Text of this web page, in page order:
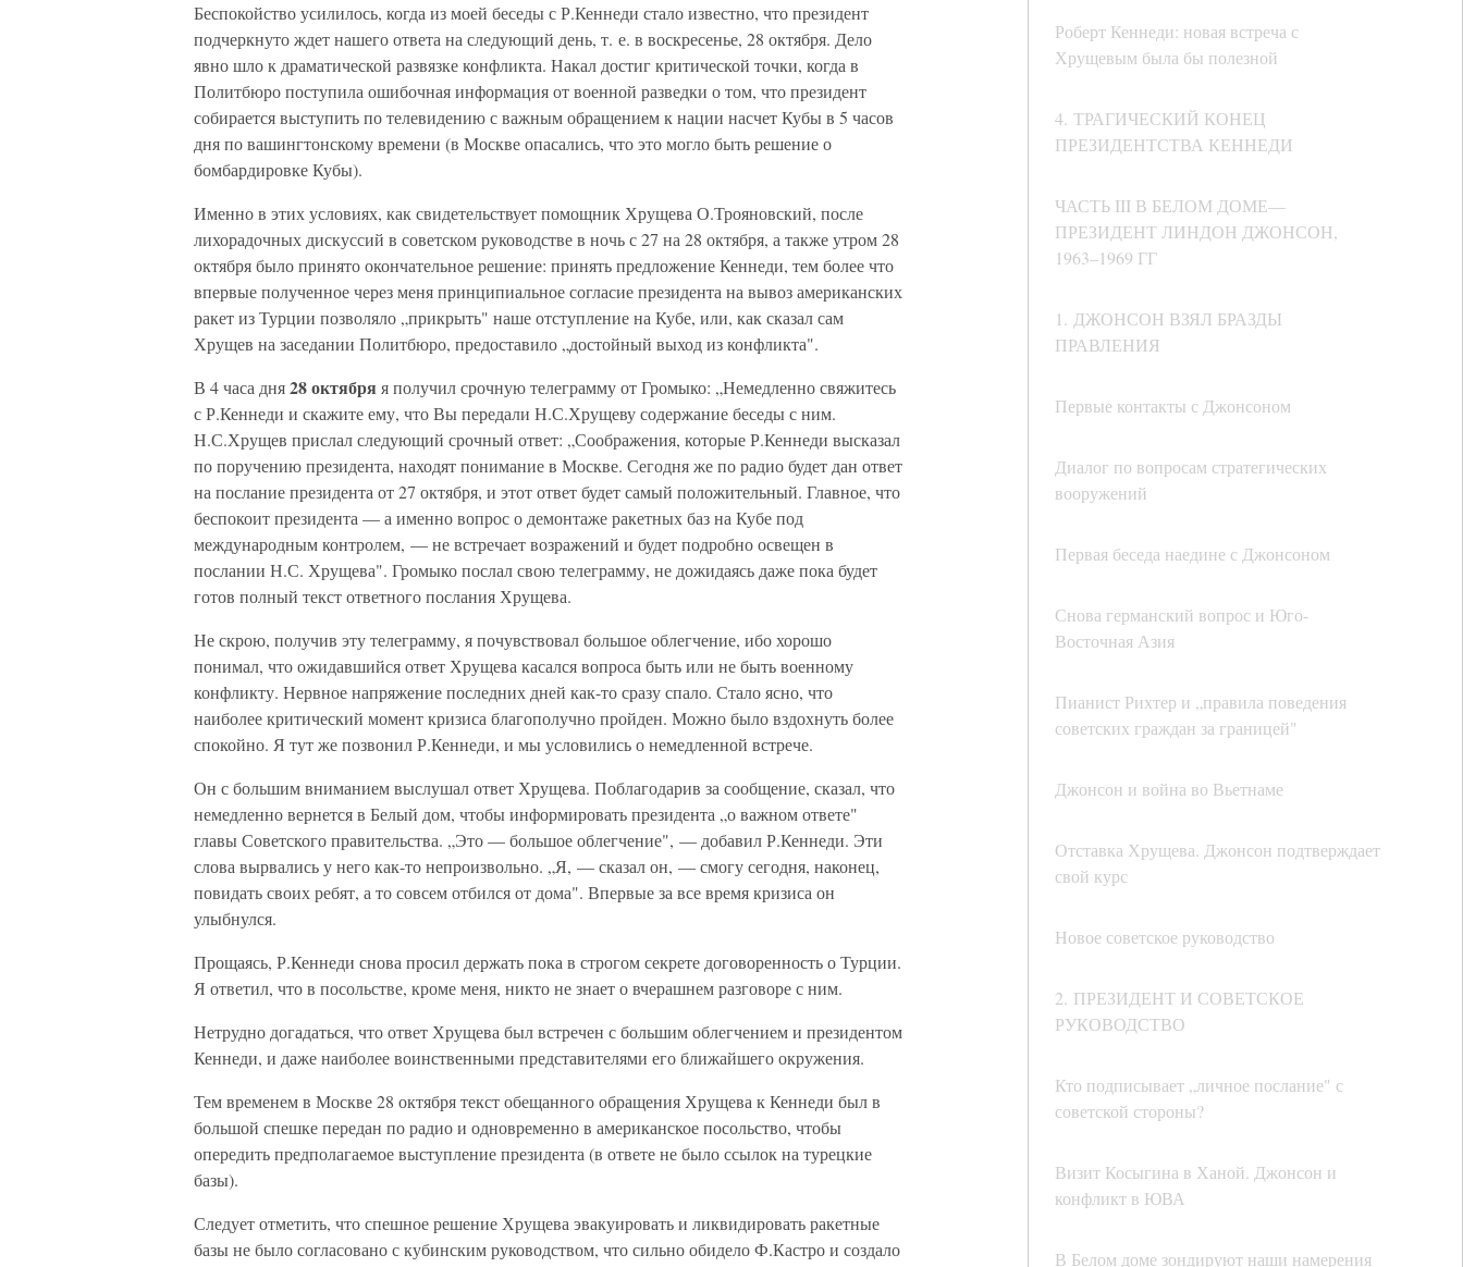
Роберт Кеннеди: новая встреча с
Хрущевым была бы полезной
4. ТРАГИЧЕСКИЙ КОНЕЦ
ПРЕЗИДЕНТСТВА КЕННЕДИ
ЧАСТЬ III В БЕЛОМ ДОМЕ—
ПРЕЗИДЕНТ ЛИНДОН ДЖОНСОН,
1963–1969 ГГ
1. ДЖОНСОН ВЗЯЛ БРАЗДЫ
ПРАВЛЕНИЯ
Первые контакты с Джонсоном
Диалог по вопросам стратегических
вооружений
Первая беседа наедине с Джонсоном
Снова германский вопрос и Юго-
Восточная Азия
Пианист Рихтер и „правила поведения
советских граждан за границей"
Джонсон и война во Вьетнаме
Отставка Хрущева. Джонсон подтверждает
свой курс
Новое советское руководство
2. ПРЕЗИДЕНТ И СОВЕТСКОЕ
РУКОВОДСТВО
Кто подписывает „личное послание" с
советской стороны?
Визит Косыгина в Ханой. Джонсон и
конфликт в ЮВА
В Белом доме зондируют наши намерения
Беспокойство усилилось, когда из моей беседы с Р.Кеннеди стало известно, что президент
подчеркнуто ждет нашего ответа на следующий день, т. е. в воскресенье, 28 октября. Дело
явно шло к драматической развязке конфликта. Накал достиг критической точки, когда в
Политбюро поступила ошибочная информация от военной разведки о том, что президент
собирается выступить по телевидению с важным обращением к нации насчет Кубы в 5 часов
дня по вашингтонскому времени (в Москве опасались, что это могло быть решение о
бомбардировке Кубы).
Именно в этих условиях, как свидетельствует помощник Хрущева О.Трояновский, после
лихорадочных дискуссий в советском руководстве в ночь с 27 на 28 октября, а также утром 28
октября было принято окончательное решение: принять предложение Кеннеди, тем более что
впервые полученное через меня принципиальное согласие президента на вывоз американских
ракет из Турции позволяло „прикрыть" наше отступление на Кубе, или, как сказал сам
Хрущев на заседании Политбюро, предоставило „достойный выход из конфликта".
В 4 часа дня28 октября я получил срочную телеграмму от Громыко: „Немедленно свяжитесь
с Р.Кеннеди и скажите ему, что Вы передали Н.С.Хрущеву содержание беседы с ним.
Н.С.Хрущев прислал следующий срочный ответ: „Соображения, которые Р.Кеннеди высказал
по поручению президента, находят понимание в Москве. Сегодня же по радио будет дан ответ
на послание президента от 27 октября, и этот ответ будет самый положительный. Главное, что
беспокоит президента — а именно вопрос о демонтаже ракетных баз на Кубе под
международным контролем, — не встречает возражений и будет подробно освещен в
послании Н.С. Хрущева". Громыко послал свою телеграмму, не дожидаясь даже пока будет
готов полный текст ответного послания Хрущева.
Не скрою, получив эту телеграмму, я почувствовал большое облегчение, ибо хорошо
понимал, что ожидавшийся ответ Хрущева касался вопроса быть или не быть военному
конфликту. Нервное напряжение последних дней как-то сразу спало. Стало ясно, что
наиболее критический момент кризиса благополучно пройден. Можно было вздохнуть более
спокойно. Я тут же позвонил Р.Кеннеди, и мы условились о немедленной встрече.
Он с большим вниманием выслушал ответ Хрущева. Поблагодарив за сообщение, сказал, что
немедленно вернется в Белый дом, чтобы информировать президента „о важном ответе"
главы Советского правительства. „Это — большое облегчение", — добавил Р.Кеннеди. Эти
слова вырвались у него как-то непроизвольно. „Я, — сказал он, — смогу сегодня, наконец,
повидать своих ребят, а то совсем отбился от дома". Впервые за все время кризиса он
улыбнулся.
Прощаясь, Р.Кеннеди снова просил держать пока в строгом секрете договоренность о Турции.
Я ответил, что в посольстве, кроме меня, никто не знает о вчерашнем разговоре с ним.
Нетрудно догадаться, что ответ Хрущева был встречен с большим облегчением и президентом
Кеннеди, и даже наиболее воинственными представителями его ближайшего окружения.
Тем временем в Москве 28 октября текст обещанного обращения Хрущева к Кеннеди был в
большой спешке передан по радио и одновременно в американское посольство, чтобы
опередить предполагаемое выступление президента (в ответе не было ссылок на турецкие
базы).
Следует отметить, что спешное решение Хрущева эвакуировать и ликвидировать ракетные
базы не было согласовано с кубинским руководством, что сильно обидело Ф.Кастро и создало